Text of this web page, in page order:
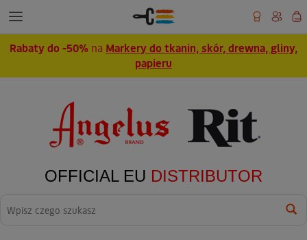
Rabaty do -50% na Markery do tkanin, skór, drewna, gliny,
papieru
OFFICIAL EU DISTRIBUTOR